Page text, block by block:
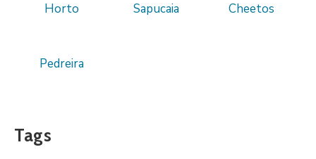
Horto Sapucaia Cheetos
Pedreira
Tags